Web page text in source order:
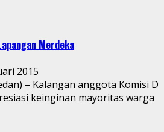
Merdeka
2015
– Kalangan anggota Komisi D
keinginan mayoritas warga